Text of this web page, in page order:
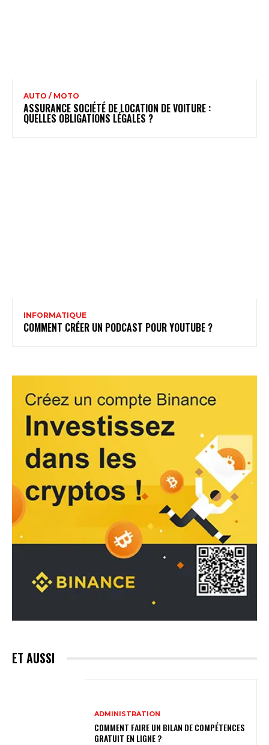
AUTO / MOTO
ASSURANCE SOCIÉTÉ DE LOCATION DE VOITURE :
QUELLES OBLIGATIONS LÉGALES ?
INFORMATIQUE
COMMENT CRÉER UN PODCAST POUR YOUTUBE ?
ET AUSSI
ADMINISTRATION
COMMENT FAIRE UN BILAN DE COMPÉTENCES
GRATUIT EN LIGNE ?